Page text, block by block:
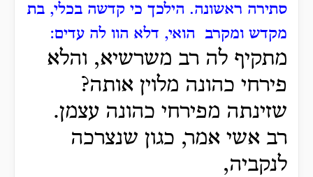
סתירה ראשונה. הילכך כי קדשה בכלי, בת
מקדש ומקרב הואי, דלא הוו לה עדים:
מתקיף לה רב משרשיא, והלא
פירחי כהונה מלוין אותה?
שזינתה מפירחי כהונה עצמן.
רב אשי אמר, כגון שנצרכה
לנקביה,